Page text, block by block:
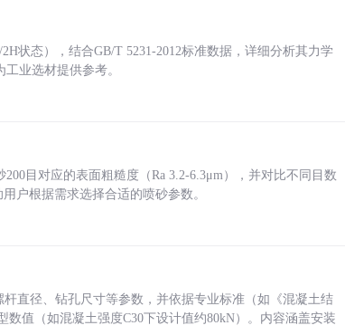
状态），结合GB/T 5231-2012标准数据，详细分析其力学
业选材提供参考。
目对应的表面粗糙度（Ra 3.2-6.3μm），并对比不同目数
户根据需求选择合适的喷砂参数。
直径、钻孔尺寸等参数，并依据专业标准（如《混凝土结
值（如混凝土强度C30下设计值约80kN）。内容涵盖安装